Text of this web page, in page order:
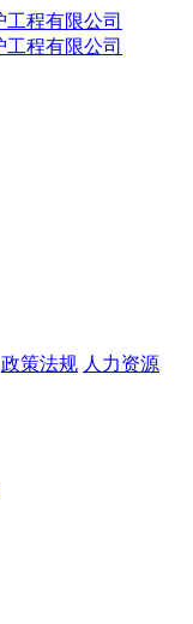
政策法规 人力资源